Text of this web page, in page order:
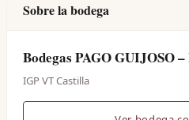
Sobre la bodega
Bodegas PAGO GUIJOSO
IGP VT Castilla